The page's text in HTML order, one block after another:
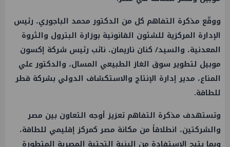
ووقّع مذكرة التفاهم كل من الدكتور محمد الباجوري، رئيس
الإدارة المركزية للشئون القانونية بوزارة البترول والثروة
المعدنية، والسيد/ كنان ناريمان، نائب رئيس شركة إكسون
موبيل لتطوير سوق الغاز الطبيعي المسال، والدكتور علي
المناع، مدير إدارة الإنتاج والاستكشاف الدولي بشركة قطر
للطاقة.
وتستهدف مذكرة التفاهم تعزيز أوجه التعاون بين مصر
والشركتين، انطلاقاً من مكانة مصر كمركز إقليمي للطاقة،